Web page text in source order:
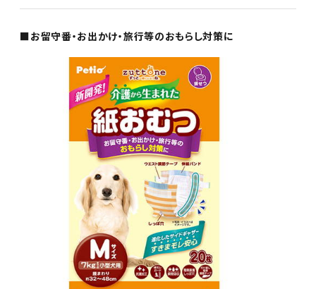
■お留守番・お出かけ・旅行等のおもらし対策に